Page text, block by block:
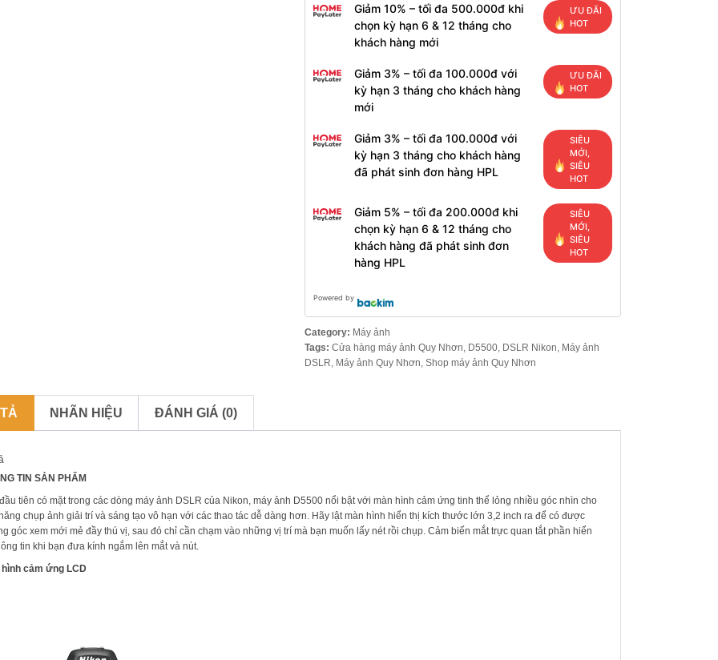
Giảm 10% – tối đa 500.000đ khi
chọn kỳ hạn 6 & 12 tháng cho
khách hàng mới
ƯU ĐÃI
HOT
Giảm 3% – tối đa 100.000đ với
kỳ hạn 3 tháng cho khách hàng
mới
ƯU ĐÃI
HOT
Giảm 3% – tối đa 100.000đ với
kỳ hạn 3 tháng cho khách hàng
đã phát sinh đơn hàng HPL
SIÊU
MỚI,
SIÊU
HOT
Giảm 5% – tối đa 200.000đ khi
chọn kỳ hạn 6 & 12 tháng cho
khách hàng đã phát sinh đơn
hàng HPL
SIÊU
MỚI,
SIÊU
HOT
Powered by
Category: Máy ảnh
Tags: Cửa hàng máy ảnh Quy Nhơn D5500, DSLR Nikon Máy ảnh
DSLR Máy ảnh Quy Nhơn Shop máy ảnh Quy Nhơn
NHÃN HIỆU ĐÁNH GIÁ (0)
TIN SẢN PHẨM
tiên có mặt trong các dòng máy ảnh DSLR của Nikon, máy ảnh D5500 nổi bật với màn hình cảm ứng tinh thể lỏng nhiều góc nhìn cho
chụp ảnh giải trí và sáng tạo vô hạn với các thao tác dễ dàng hơn. Hãy lật màn hình hiển thị kích thước lớn 3,2 inch ra để có được
góc xem mới mẻ đầy thú vị, sau đó chỉ cần chạm vào những vị trí mà bạn muốn lấy nét rồi chụp. Cảm biến mắt trực quan tắt phần hiển
tin khi bạn đưa kính ngắm lên mắt và nút.
hình cảm ứng LCD